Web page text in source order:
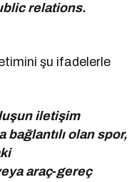
relations.
şu ifadelerle
iletişim
bağlantılı olan spor,
araç‑gereç